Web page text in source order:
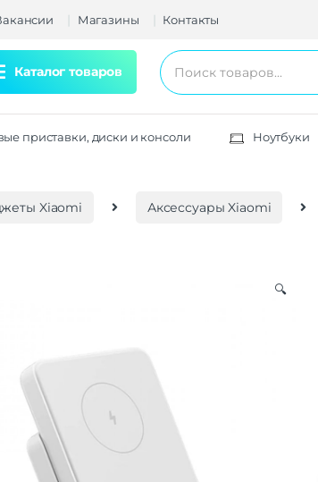
Магазины Контакты
Каталог товаров
приставки, диски и консоли Ноутбуки
Xiaomi Аксессуары Xiaomi
🔍